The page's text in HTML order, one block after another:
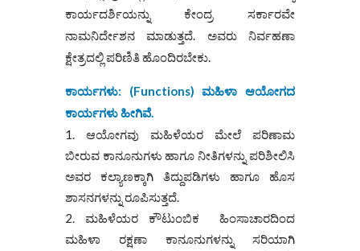
ಕಾರ್ಯದರ್ಶಿಯನ್ನು ಕೇಂದ್ರ ಸರ್ಕಾರವೇ
ನಾಮನಿರ್ದೇಶನ ಮಾಡುತ್ತದೆ. ಅವರು ನಿರ್ವಹಣಾ
ಕ್ಷೇತ್ರದಲ್ಲಿ ಪರಿಣಿತಿ ಹೊಂದಿರಬೇಕು.
ಕಾರ್ಯಗಳು: (Functions)ಮಹಿಳಾ ಆಯೋಗದ
ಕಾರ್ಯಗಳು ಹೀಗಿವೆ.
ಆಯೋಗವು ಮಹಿಳೆಯರ ಮೇಲೆ ಪರಿಣಾಮ
ಬೀರುವ ಕಾನೂನುಗಳು ಹಾಗೂ ನೀತಿಗಳನ್ನು ಪರಿಶೀಲಿಸಿ
ಅವರ ಕಲ್ಯಾಣಕ್ಕಾಗಿ ತಿದ್ದುಪಡಿಗಳು ಹಾಗೂ ಹೊಸ
ಶಾಸನಗಳನ್ನು ರೂಪಿಸುತ್ತದೆ.
ಮಹಿಳೆಯರ ಕೌಟುಂಬಿಕ ಹಿಂಸಾಚಾರದಿಂದ
ಮಹಿಳಾ ರಕ್ಷಣಾ ಕಾನೂನುಗಳನ್ನು ಸರಿಯಾಗಿ